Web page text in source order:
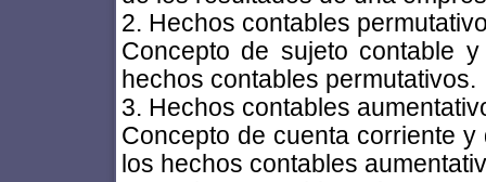
2. Hechos contables
Concepto de sujeto contable
hechos contables permutativos.
3. Hechos contables
Concepto de cuenta corriente
los hechos contables